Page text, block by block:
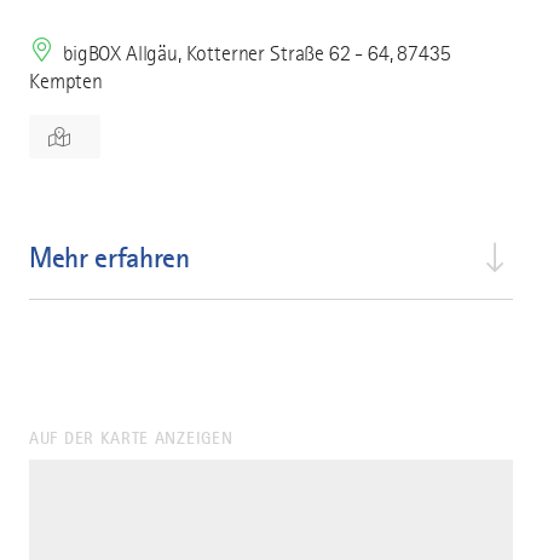
bigBOX Allgäu, Kotterner Straße 62 - 64, 87435
Kempten
Mehr erfahren
AUF DER KARTE ANZEIGEN